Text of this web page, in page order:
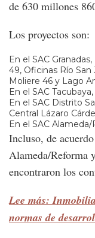
de 630 millones
Los proyectos son:
En el SAC
49, Oficinas Río
Moliere 46 y Lago
En el SAC
En el SAC Distrito
Central Lázaro
En el SAC
Incluso, de
Alameda/Reforma
encontraron los
Lee más:
normas de